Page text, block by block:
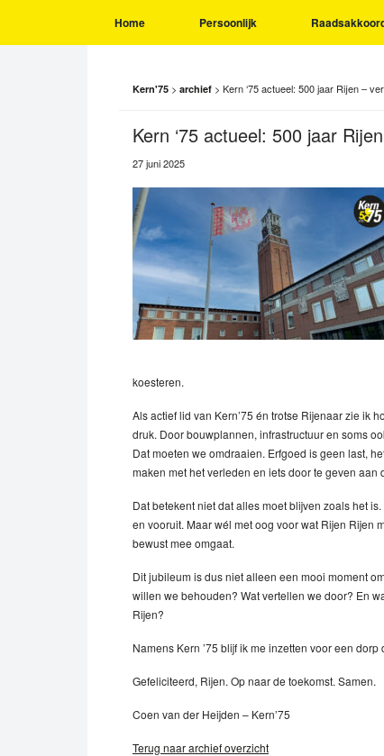
Home Persoonlijk
Kern'75 > archief > Kern ‘75 actueel: 500 jaar Rijen –
Kern ‘75 actueel: 500 jaar
27 juni 2025
koesteren.
Als actief lid van Kern’75 én trotse Rijenaar zie ik
druk. Door bouwplannen, infrastructuur en soms
Dat moeten we omdraaien. Erfgoed is geen last,
maken met het verleden en iets door te geven aan
Dat betekent niet dat alles moet blijven zoals het
en vooruit. Maar wél met oog voor wat Rijen Rijen
bewust mee omgaat.
Dit jubileum is dus niet alleen een mooi moment
willen we behouden? Wat vertellen we door? En
Rijen?
Namens Kern ’75 blijf ik me inzetten voor een
Gefeliciteerd, Rijen. Op naar de toekomst. Samen.
Coen van der Heijden – Kern’75
Terug naar archief overzicht